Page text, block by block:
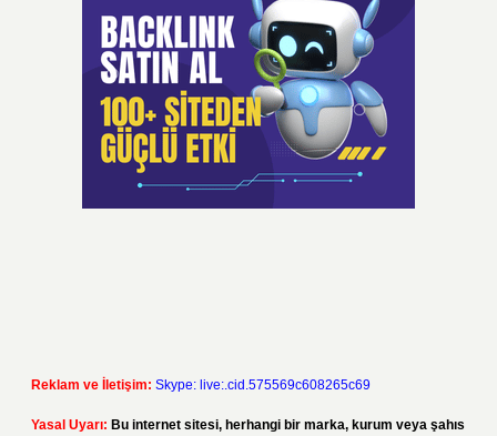
Reklam ve İletişim: Skype: live:.cid.575569c608265c69
Yasal Uyarı: Bu internet sitesi, herhangi bir marka, kurum veya şahıs